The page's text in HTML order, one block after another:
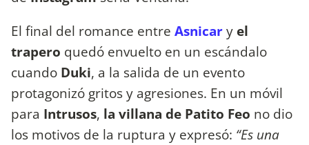
El final del romance entre Asnicary el
trapero quedó envuelto en un escándalo
cuando Duki, a la salida de un evento
protagonizó gritos y agresiones. En un móvil
para Intrusos, la villana de Patito Feo no dio
los motivos de la ruptura y expresó: “Es una